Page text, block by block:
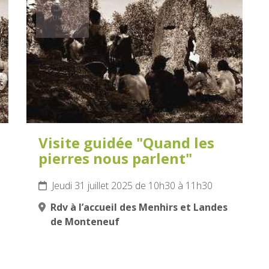
31
JUILLET
2025
Visite guidée "Quand les
pierres nous parlent"
Jeudi 31 juillet 2025 de 10h30 à 11h30
Rdv à l’accueil des Menhirs et Landes
de Monteneuf